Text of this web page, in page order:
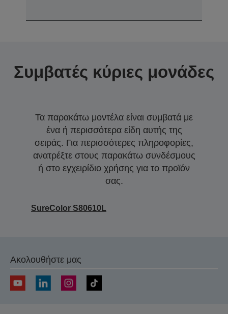
Συμβατές κύριες μονάδες
Τα παρακάτω μοντέλα είναι συμβατά με
ένα ή περισσότερα είδη αυτής της
σειράς. Για περισσότερες πληροφορίες,
ανατρέξτε στους παρακάτω συνδέσμους
ή στο εγχειρίδιο χρήσης για το προϊόν
σας.
SureColor S80610L
Ακολουθήστε μας